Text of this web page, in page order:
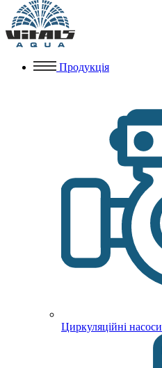
Продукція
Циркуляційні насоси